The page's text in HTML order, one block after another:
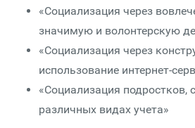
«Социализация через
значимую и волонтерскую
«Социализация через
использование интернет-
«Социализация подростков,
различных видах учета»